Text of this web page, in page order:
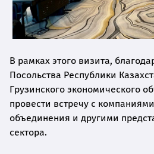
В рамках этого визита,
Посольства Республики
Грузинского экономического
провести встречу с
объединения и другими
сектора.